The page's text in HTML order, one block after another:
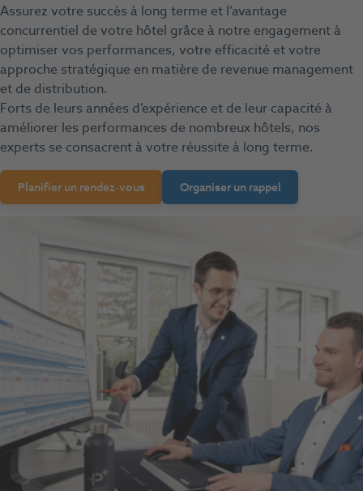
Assurez votre succès à long terme et l’avantage
concurrentiel de votre hôtel grâce à notre engagement à
optimiser vos performances, votre efficacité et votre
approche stratégique en matière de revenue management
et de distribution.
Forts de leurs années d’expérience et de leur capacité à
améliorer les performances de nombreux hôtels, nos
experts se consacrent à votre réussite à long terme.
Planifier un rendez-vous Organiser un rappel